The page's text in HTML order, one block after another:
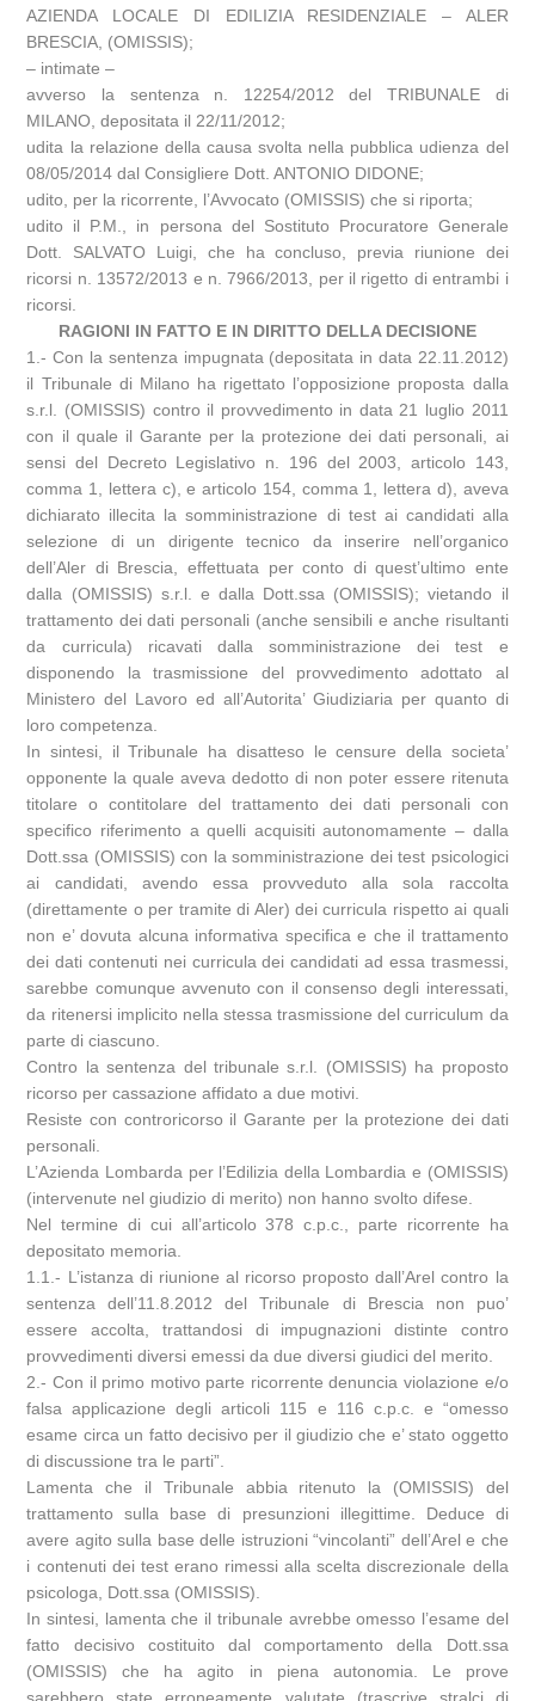
AZIENDA LOCALE DI EDILIZIA RESIDENZIALE – ALER
BRESCIA, (OMISSIS);
– intimate –
avverso la sentenza n. 12254/2012 del TRIBUNALE di
MILANO, depositata il 22/11/2012;
udita la relazione della causa svolta nella pubblica udienza del
08/05/2014 dal Consigliere Dott. ANTONIO DIDONE;
udito, per la ricorrente, l’Avvocato (OMISSIS) che si riporta;
udito il P.M., in persona del Sostituto Procuratore Generale
Dott. SALVATO Luigi, che ha concluso, previa riunione dei
ricorsi n. 13572/2013 e n. 7966/2013, per il rigetto di entrambi i
ricorsi.
RAGIONI IN FATTO E IN DIRITTO DELLA DECISIONE
1.- Con la sentenza impugnata (depositata in data 22.11.2012)
il Tribunale di Milano ha rigettato l’opposizione proposta dalla
s.r.l. (OMISSIS) contro il provvedimento in data 21 luglio 2011
con il quale il Garante per la protezione dei dati personali, ai
sensi del Decreto Legislativo n. 196 del 2003, articolo 143,
comma 1, lettera c), e articolo 154, comma 1, lettera d), aveva
dichiarato illecita la somministrazione di test ai candidati alla
selezione di un dirigente tecnico da inserire nell’organico
dell’Aler di Brescia, effettuata per conto di quest’ultimo ente
dalla (OMISSIS) s.r.l. e dalla Dott.ssa (OMISSIS); vietando il
trattamento dei dati personali (anche sensibili e anche risultanti
da curricula) ricavati dalla somministrazione dei test e
disponendo la trasmissione del provvedimento adottato al
Ministero del Lavoro ed all’Autorita’ Giudiziaria per quanto di
loro competenza.
In sintesi, il Tribunale ha disatteso le censure della societa’
opponente la quale aveva dedotto di non poter essere ritenuta
titolare o contitolare del trattamento dei dati personali con
specifico riferimento a quelli acquisiti autonomamente – dalla
Dott.ssa (OMISSIS) con la somministrazione dei test psicologici
ai candidati, avendo essa provveduto alla sola raccolta
(direttamente o per tramite di Aler) dei curricula rispetto ai quali
non e’ dovuta alcuna informativa specifica e che il trattamento
dei dati contenuti nei curricula dei candidati ad essa trasmessi,
sarebbe comunque avvenuto con il consenso degli interessati,
da ritenersi implicito nella stessa trasmissione del curriculum da
parte di ciascuno.
Contro la sentenza del tribunale s.r.l. (OMISSIS) ha proposto
ricorso per cassazione affidato a due motivi.
Resiste con controricorso il Garante per la protezione dei dati
personali.
L’Azienda Lombarda per l’Edilizia della Lombardia e (OMISSIS)
(intervenute nel giudizio di merito) non hanno svolto difese.
Nel termine di cui all’articolo 378 c.p.c., parte ricorrente ha
depositato memoria.
1.1.- L’istanza di riunione al ricorso proposto dall’Arel contro la
sentenza dell’11.8.2012 del Tribunale di Brescia non puo’
essere accolta, trattandosi di impugnazioni distinte contro
provvedimenti diversi emessi da due diversi giudici del merito.
2.- Con il primo motivo parte ricorrente denuncia violazione e/o
falsa applicazione degli articoli 115 e 116 c.p.c. e “omesso
esame circa un fatto decisivo per il giudizio che e’ stato oggetto
di discussione tra le parti”.
Lamenta che il Tribunale abbia ritenuto la (OMISSIS) del
trattamento sulla base di presunzioni illegittime. Deduce di
avere agito sulla base delle istruzioni “vincolanti” dell’Arel e che
i contenuti dei test erano rimessi alla scelta discrezionale della
psicologa, Dott.ssa (OMISSIS).
In sintesi, lamenta che il tribunale avrebbe omesso l’esame del
fatto decisivo costituito dal comportamento della Dott.ssa
(OMISSIS) che ha agito in piena autonomia. Le prove